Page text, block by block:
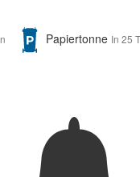
Papiertonne In 25